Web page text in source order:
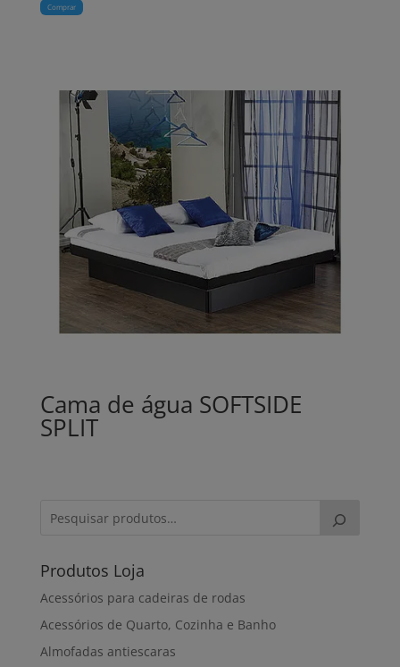
Comprar
Cama de água SOFTSIDE
SPLIT
Produtos Loja
Acessórios para cadeiras de rodas
Acessórios de Quarto, Cozinha e Banho
Almofadas antiescaras